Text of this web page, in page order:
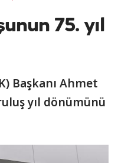
75. yıl
Başkanı Ahmet
yıl dönümünü